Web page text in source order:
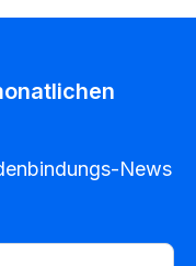
News